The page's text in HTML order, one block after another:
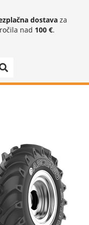
dostava za
nad 100 €.